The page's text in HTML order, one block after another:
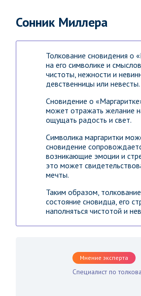
Сонник Миллера
Толкование сновидения о
на его символике и
чистоты, нежности и
девственницы или невесты.
Сновидение о
может отражать желание
ощущать радость и свет.
Символика маргаритки
сновидение
возникающие эмоции и
это может
мечты.
Таким образом,
состояние сновидца, его
наполняться чистотой и
Мнение эксперта
Специалист по